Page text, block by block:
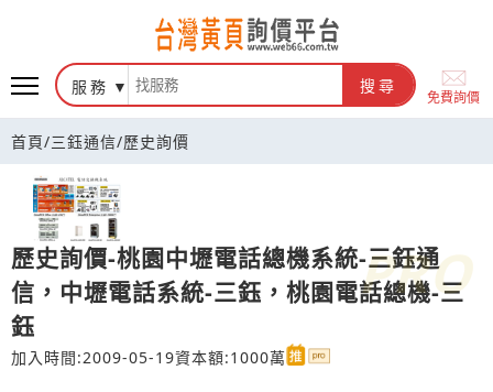
台灣黃頁詢價平台
服務 搜尋
免費詢價
首頁/三鈺通信/歷史詢價
歷史詢價-桃園中壢電話總機系統-三鈺通
信，中壢電話系統-三鈺，桃園電話總機-三
鈺
加入時間:2009-05-19資本額:1000萬